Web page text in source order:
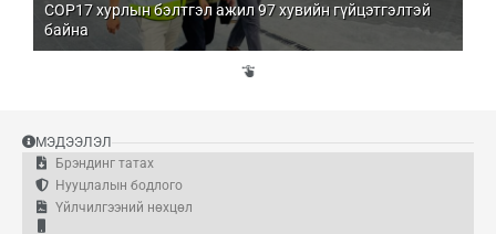
COP17 хурлын бэлтгэл ажил 97 хувийн гүйцэтгэлтэй
байна
МЭДЭЭЛЭЛ
Брэндинг татах
Нууцлалын бодлого
Үйлчилгээний нөхцөл